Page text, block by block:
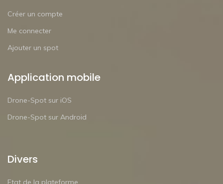
Créer un compte
Me connecter
Ajouter un spot
Application mobile
Drone-Spot sur iOS
Drone-Spot sur Android
Divers
Etat de la plateforme